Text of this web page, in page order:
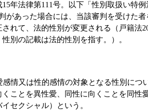
年法律第111号。以下「性別取扱い特
があった場合には、当該審判を受けた
れて、法的性別が変更される（戸籍法
別の記載は法的性別を指す。）。
情又は性的感情の対象となる性別につ
ことを異性愛、同性に向くことを同性
セクシャル）という。